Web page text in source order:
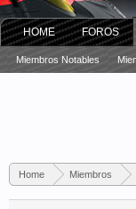
Home Miembros
HOME FOROS
Miembros Notables